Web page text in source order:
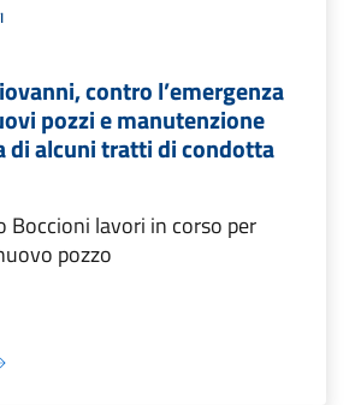
contro l’emergenza
pozzi e manutenzione
di alcuni tratti di condotta
Boccioni lavori in corso per
pozzo